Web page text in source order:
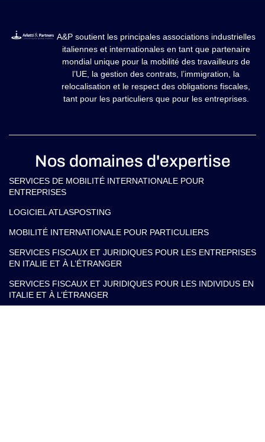
A&P soutient les principales associations industrielles
italiennes et internationales en tant que partenaire
mondial unique pour la mobilité des travailleurs de
l’UE, la gestion des contrats, l’immigration, la
relocalisation et le respect des obligations fiscales,
tant pour les particuliers que pour les entreprises.
Nos domaines d'expertise
SERVICES DE MOBILITÉ INTERNATIONALE POUR
ENTREPRISES
LOGICIEL ATLASPOSTING
MOBILITÉ INTERNATIONALE POUR PARTICULIERS
SERVICES FISCAUX ET JURIDIQUES POUR LES ENTREPRISES
EN ITALIE ET À L’ÉTRANGER
SERVICES FISCAUX ET JURIDIQUES POUR LES INDIVIDUS EN
ITALIE ET À L’ÉTRANGER